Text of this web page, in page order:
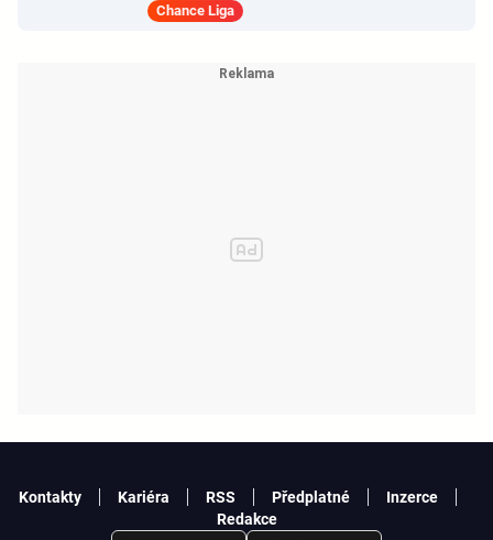
Macek proti svým…
Chance Liga
Kontakty Kariéra RSS Předplatné
Inzerce
Redakce